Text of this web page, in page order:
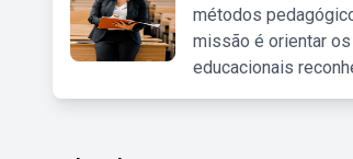
métodos
missão é orientar
educacionais